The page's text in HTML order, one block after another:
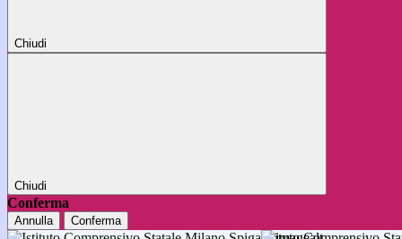
Chiudi
Chiudi
Conferma
Annulla Conferma